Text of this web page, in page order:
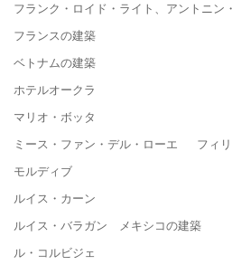
フランク・ロイド・ライト、アントニン
フランスの建築
ベトナムの建築
ホテルオークラ
マリオ・ボッタ
ミース・ファン・デル・ローエ フィ
モルディブ
ルイス・カーン
ルイス・バラガン メキシコの建築
ル・コルビジェ